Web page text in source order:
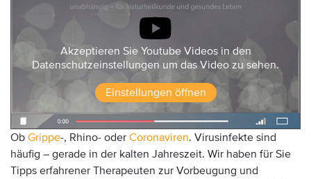
Akzeptieren Sie Youtube Videos in den
Datenschutzeinstellungen um das Video zu sehen.
Einstellungen öffnen
Ob Grippe-, Rhino- oder Coronaviren. Virusinfekte sind
häufig – gerade in der kalten Jahreszeit. Wir haben für Sie
Tipps erfahrener Therapeuten zur Vorbeugung und